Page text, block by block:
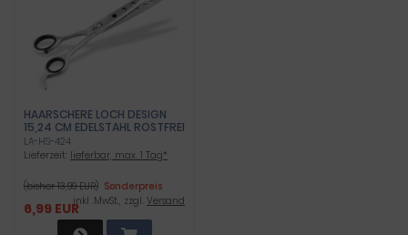
HAARSCHERE LOCH DESIGN
15,24 CM EDELSTAHL ROSTFREI
LA-HS-424
Lieferzeit: lieferbar, max. 1 Tag*
(bisher 13,99 EUR) Sonderpreis
6,99 EURinkl .MwSt., zzgl. Versand